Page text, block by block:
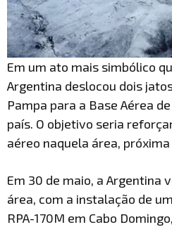
Em um ato mais simbólico
Argentina deslocou dois
Pampa para a Base Aérea
país. O objetivo seria
aéreo naquela área, próxima
Em 30 de maio, a Argentina
área, com a instalação de
RPA-170M em Cabo